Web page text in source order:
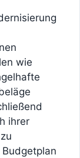
wie
ihrer
zu